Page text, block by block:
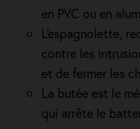
en PVC ou en
L'espagnolette,
contre les
et de fermer les
La butée est le
qui arrête le